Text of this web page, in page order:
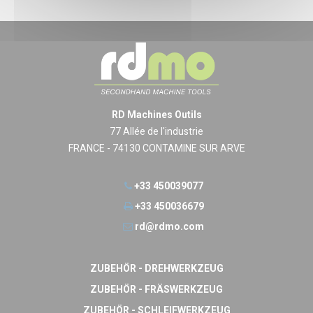
RD Machines Outils
77 Allée de l'industrie
FRANCE - 74130 CONTAMINE SUR ARVE
+33 450039077
+33 450036679
rd@rdmo.com
ZUBEHÖR - DREHWERKZEUG
ZUBEHÖR - FRÄSWERKZEUG
ZUBEHÖR - SCHLEIFWERKZEUG